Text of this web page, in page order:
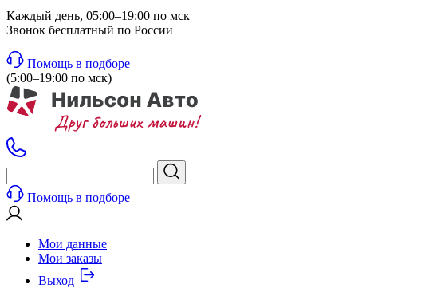
Каждый день, 05:00–19:00 по мск
Звонок бесплатный по России
Помощь в подборе
(5:00–19:00 по мск)
Помощь в подборе
Мои данные
Мои заказы
Выход